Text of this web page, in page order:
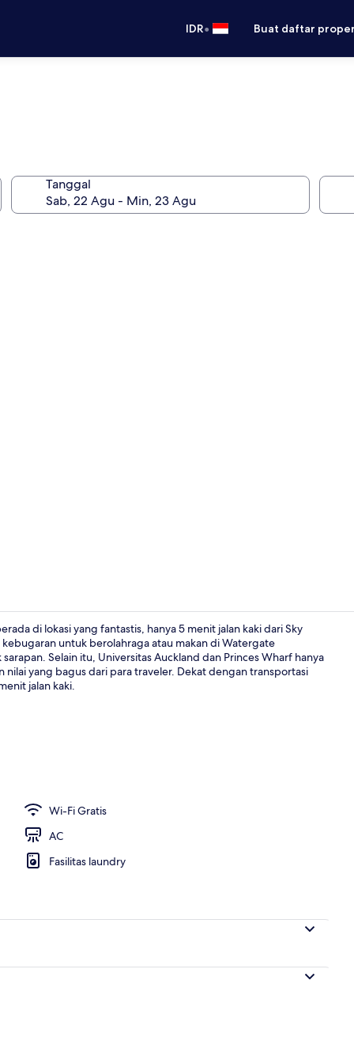
IDR• Buat daftar
Tanggal
Studio Suite
di lokasi yang fantastis, hanya 5 menit jalan kaki dari Sky
untuk berolahraga atau makan di Watergate
Selain itu, Universitas Auckland dan Princes Wharf hanya
yang bagus dari para traveler. Dekat dengan transportasi
jalan kaki.
Wi-Fi Gratis
AC
Fasilitas laundry